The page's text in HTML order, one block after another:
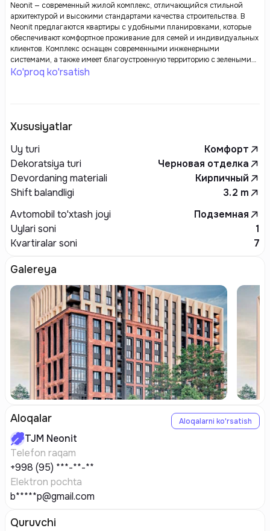
Neonit — современный жилой комплекс, отличающийся стильной
архитектурой и высокими стандартами качества строительства. В
Neonit предлагаются квартиры с удобными планировками, которые
обеспечивают комфортное проживание для семей и индивидуальных
клиентов. Комплекс оснащен современными инженерными
системами, а также имеет благоустроенную территорию с зелеными
зонами, детскими и спортивными площадками. Удобное
Ko'proq ko'rsatish
Xususiyatlar
Uy turi
Комфорт
Dekoratsiya turi
Черновая отделка
Devordaning materiali
Кирпичный
Shift balandligi
3.2 m
Avtomobil to'xtash joyi
Подземная
Uylari soni
1
Kvartiralar soni
7
Galereya
Aloqalar Aloqalarni ko'rsatish
TJM Neonit
Telefon raqam
+998 (95) ***-**-**
Elektron pochta
b*****p@gmail.com
Quruvchi